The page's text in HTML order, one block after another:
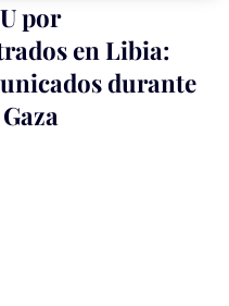
por
en Libia:
durante